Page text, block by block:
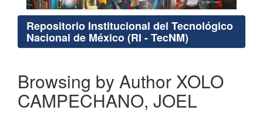
Repositorio Institucional del Tecnológico
Nacional de México (RI - TecNM)
Browsing by Author XOLO
CAMPECHANO, JOEL